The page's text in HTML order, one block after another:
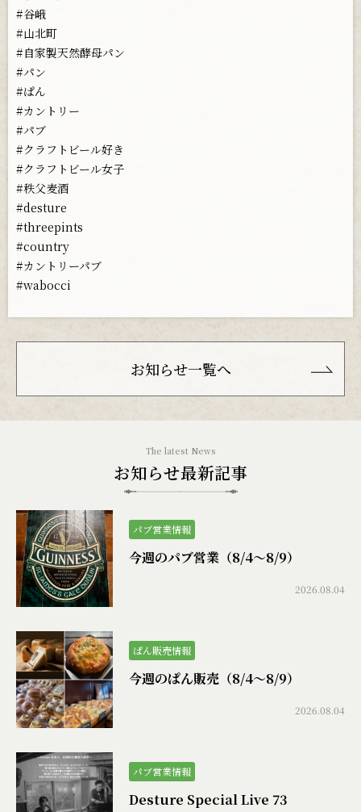
#谷峨
#山北町
#自家製天然酵母パン
#パン
#ぱん
#カントリー
#パブ
#クラフトビール好き
#クラフトビール女子
#秩父麦酒
#desture
#threepints
#country
#カントリーパブ
#wabocci
お知らせ一覧へ
お知らせ最新記事
パブ営業情報
今週のパブ営業（8/4〜8/9）
2026.08.04
ぱん販売情報
今週のぱん販売（8/4〜8/9）
2026.08.04
パブ営業情報
Desture Special Live 73